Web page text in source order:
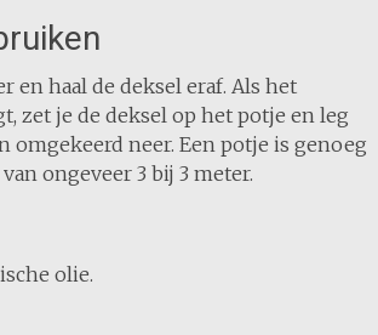
en haal de deksel eraf. Als het
zet je de deksel op het potje en leg
omgekeerd neer. Een potje is genoeg
ongeveer 3 bij 3 meter.
olie.